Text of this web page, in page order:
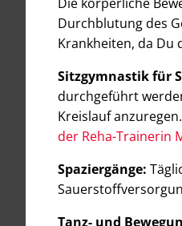
Durchblutung des
Krankheiten, da Du
Sitzgymnastik für
durchgeführt
Kreislauf
der Reha-Trainerin
Spaziergänge:
Tanz- und